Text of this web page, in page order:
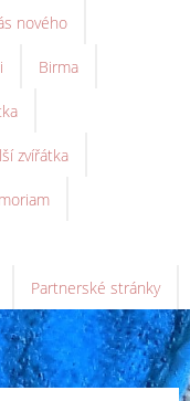
nového
Birma
zvířátka
Partnerské stránky